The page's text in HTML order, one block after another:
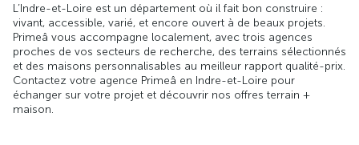
L’Indre-et-Loire est un département où il fait bon construire :
vivant, accessible, varié, et encore ouvert à de beaux projets.
Primeâ vous accompagne localement, avec trois agences
proches de vos secteurs de recherche, des terrains sélectionnés
et des maisons personnalisables au meilleur rapport qualité-prix.
Contactez votre agence Primeâ en Indre-et-Loire pour
échanger sur votre projet et découvrir nos offres terrain +
maison.